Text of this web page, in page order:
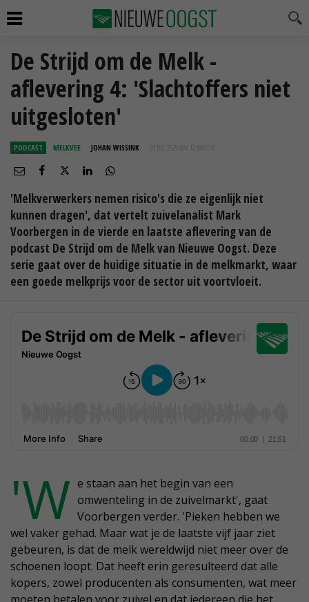
De Strijd om de Melk -
aflevering 4: 'Slachtoffers niet
uitgesloten'
PODCAST MELKVEE JOHAN WISSINK 03 JUL 2025 OM 12:00
'Melkverwerkers nemen risico's die ze eigenlijk niet
kunnen dragen', dat vertelt zuivelanalist Mark
Voorbergen in de vierde en laatste aflevering van de
podcast De Strijd om de Melk van Nieuwe Oogst. Deze
serie gaat over de huidige situatie in de melkmarkt, waar
een goede melkprijs voor de sector uit voortvloeit.
'W e staan aan het begin van een
omwenteling in de zuivelmarkt', gaat
Voorbergen verder. 'Pieken hebben we
wel vaker gehad. Maar wat je de laatste vijf jaar ziet
gebeuren, is dat de melk wereldwijd niet meer over de
schoenen loopt. Dat heeft erin geresulteerd dat alle
kopers, zowel producenten als consumenten, wat meer